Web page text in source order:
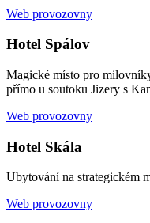
Web provozovny
Hotel Spálov
Magické místo pro
přímo u soutoku Jizery s
Web provozovny
Hotel Skála
Ubytování na strategickém
Web provozovny